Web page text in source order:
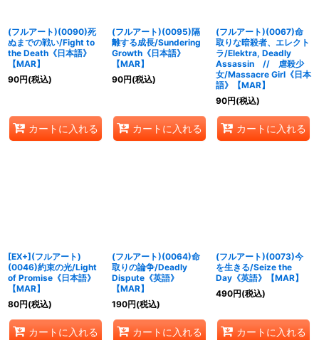
(フルアート)(0090)死
ぬまでの戦い/Fight to
the Death《日本語》
【MAR】
90円(税込)
カートに入れる
(フルアート)(0095)隔
離する成長/Sundering
Growth《日本語》
【MAR】
90円(税込)
カートに入れる
(フルアート)(0067)命
取りな暗殺者、エレクト
ラ/Elektra, Deadly
Assassin // 虐殺少
女/Massacre Girl《日本
語》【MAR】
90円(税込)
カートに入れる
[EX+](フルアート)
(0046)約束の光/Light
of Promise《日本語》
【MAR】
80円(税込)
カートに入れる
(フルアート)(0064)命
取りの論争/Deadly
Dispute《英語》
【MAR】
190円(税込)
カートに入れる
(フルアート)(0073)今
を生きる/Seize the
Day《英語》【MAR】
490円(税込)
カートに入れる